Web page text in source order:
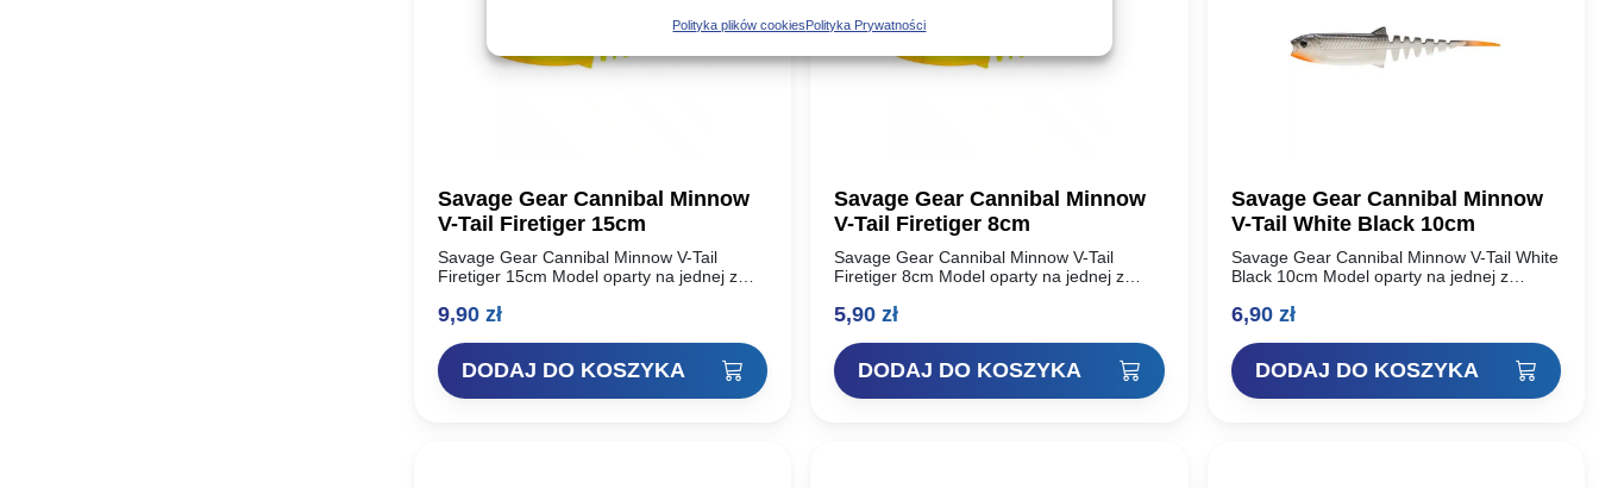
Polityka plików cookiesPolityka Prywatności
Savage Gear Cannibal Minnow
V-Tail Firetiger 15cm
Savage Gear Cannibal Minnow V-Tail
Firetiger 15cm Model oparty na jednej z
historii – Savage Gear Cannibal Shad.
9,90 zł
DODAJ DO KOSZYKA
Savage Gear Cannibal Minnow
V-Tail Firetiger 8cm
Savage Gear Cannibal Minnow V-Tail
Firetiger 8cm Model oparty na jednej z
historii – Savage Gear Cannibal Shad.
5,90zł
DODAJ DO KOSZYKA
Savage Gear Cannibal Minnow
V-Tail White Black 10cm
Savage Gear Cannibal Minnow V-Tail White
Black 10cm Model oparty na jednej z
historii – Savage Gear Cannibal Shad.
6,90 zł
DODAJ DO KOSZYKA